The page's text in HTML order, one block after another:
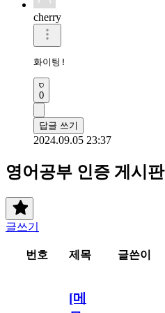
cherry
화이팅!
0
답글 쓰기
2024.09.05 23:37
영어공부 인증 게시판
글쓰기
번호 제목 글쓴이
[메